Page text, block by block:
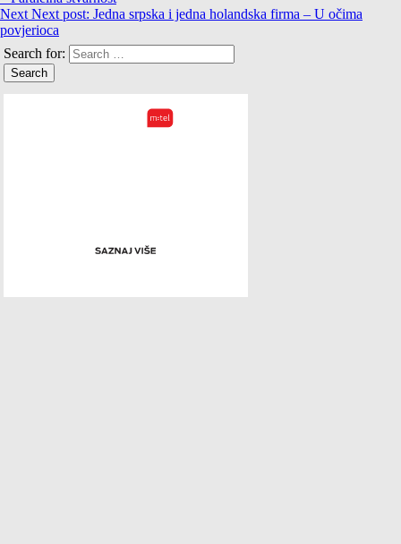
Next Next post: Jedna srpska i jedna holandska firma – U očima
povjerioca
Search for: